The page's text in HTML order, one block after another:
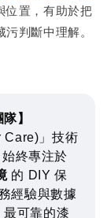
位置，有助於把
判斷中理解。
】
Care)」技術
始終專注於
的 DIY 保
經驗與數據
最可靠的漆